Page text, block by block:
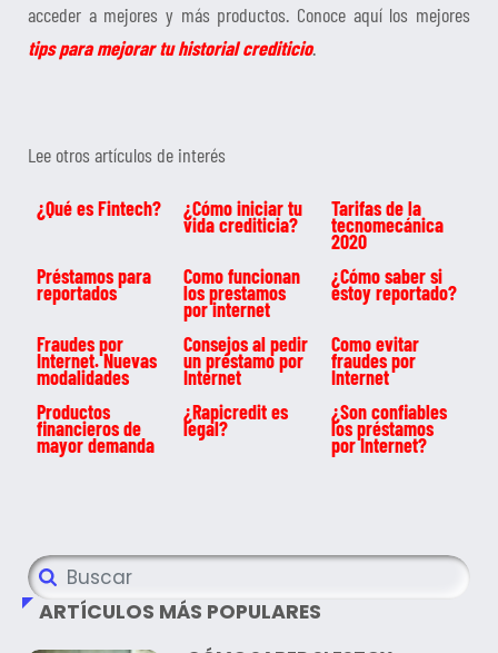
acceder a mejores y más productos. Conoce aquí los mejores
tips para mejorar tu historial crediticio.
Lee otros artículos de interés
¿Qué es Fintech? ¿Cómo iniciar tu
vida crediticia?
Tarifas de la
tecnomecánica
2020
Préstamos para
reportados
Como funcionan
los prestamos
por internet
¿Cómo saber si
estoy reportado?
Fraudes por
Internet. Nuevas
modalidades
Consejos al pedir
un préstamo por
Internet
Como evitar
fraudes por
Internet
Productos
financieros de
mayor demanda
¿Rapicredit es
legal?
¿Son confiables
los préstamos
por Internet?
ARTÍCULOS MÁS POPULARES